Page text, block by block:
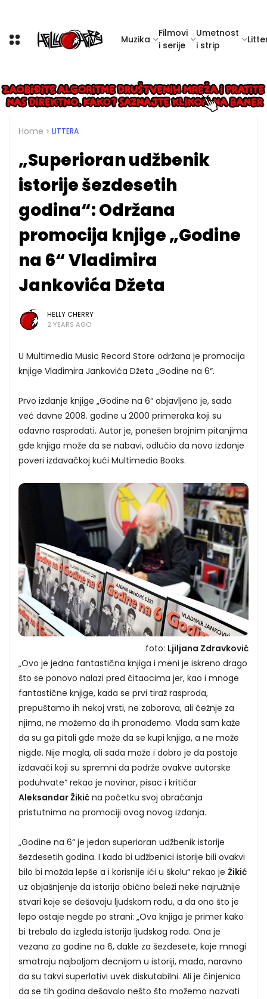
Muzika
Filmovi
i serije
Umetnost
i strip
Home LITTERA
„Superioran udžbenik
istorije šezdesetih
godina“: Održana
promocija knjige „Godine
na 6“ Vladimira
Jankovića Džeta
HELLY CHERRY
2 YEARS AGO
U Multimedia Music Record Store održana je promocija
knjige Vladimira Jankovića Džeta „Godine na 6“.
Prvo izdanje knjige „Godine na 6“ objavljeno je, sada
već davne 2008. godine u 2000 primeraka koji su
odavno rasprodati. Autor je, ponešen brojnim pitanjima
gde knjiga može da se nabavi, odlučio da novo izdanje
poveri izdavačkoj kući Multimedia Books.
foto: Ljiljana Zdravković
„Ovo je jedna fantastična knjiga i meni je iskreno drago
što se ponovo nalazi pred čitaocima jer, kao i mnoge
fantastične knjige, kada se prvi tiraž rasproda,
prepuštamo ih nekoj vrsti, ne zaborava, ali čežnje za
njima, ne možemo da ih pronađemo. Vlada sam kaže
da su ga pitali gde može da se kupi knjiga, a ne može
nigde. Nije mogla, ali sada može i dobro je da postoje
izdavači koji su spremni da podrže ovakve autorske
poduhvate“ rekao je novinar, pisac i kritičar
Aleksandar Žikić na početku svoj obraćanja
pristutnima na promociji ovog novog izdanja.
„Godine na 6“ je jedan superioran udžbenik istorije
šezdesetih godina. I kada bi udžbenici istorije bili ovakvi
bilo bi možda lepše a i korisnije ići u školu“ rekao je Žikić
uz objašnjenje da istorija obično beleži neke najružnije
stvari koje se dešavaju ljudskom rodu, a da ono što je
lepo ostaje negde po strani: „Ova knjiga je primer kako
bi trebalo da izgleda istorija ljudskog roda. Ona je
vezana za godine na 6, dakle za šezdesete, koje mnogi
smatraju najboljom decnijom u istoriji, mada, naravno
da su takvi superlativi uvek diskutabilni. Ali je činjenica
da se tih godina dešavalo nešto što možemo nazvati